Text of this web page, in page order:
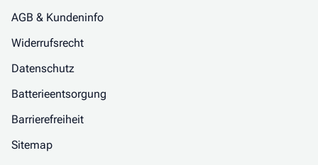
AGB & Kundeninfo
Widerrufsrecht
Datenschutz
Batterieentsorgung
Barrierefreiheit
Sitemap